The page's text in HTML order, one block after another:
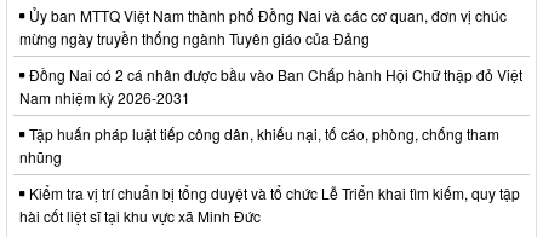
Ủy ban MTTQ Việt Nam thành phố Đồng Nai và các cơ quan, đơn vị chúc
mừng ngày truyền thống ngành Tuyên giáo của Đảng
Đồng Nai có 2 cá nhân được bầu vào Ban Chấp hành Hội Chữ thập đỏ Việt
Nam nhiệm kỳ 2026-2031
Tập huấn pháp luật tiếp công dân, khiếu nại, tố cáo, phòng, chống tham
nhũng
Kiểm tra vị trí chuẩn bị tổng duyệt và tổ chức Lễ Triển khai tìm kiếm, quy tập
hài cốt liệt sĩ tại khu vực xã Minh Đức